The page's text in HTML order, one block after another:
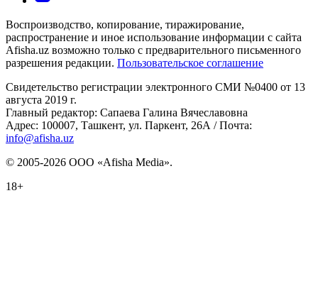
Воспроизводство, копирование, тиражирование,
распространение и иное использование информации с сайта
Afisha.uz возможно только с предварительного письменного
разрешения редакции. Пользовательское соглашение
Свидетельство регистрации электронного СМИ №0400 от 13
августа 2019 г.
Главный редактор: Сапаева Галина Вячеславовна
Адрес: 100007, Ташкент, ул. Паркент, 26А / Почта:
info@afisha.uz
© 2005-2026 ООО «Afisha Media».
18+